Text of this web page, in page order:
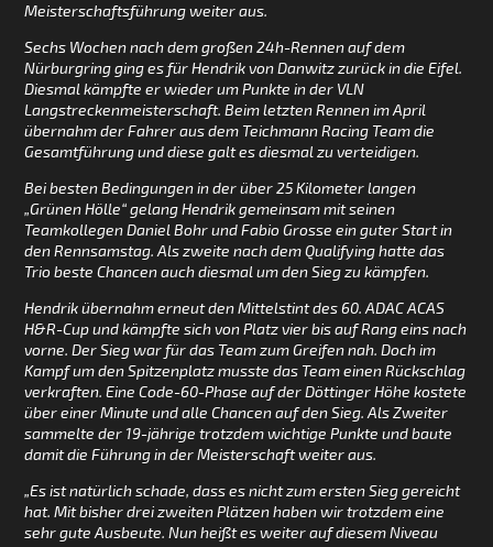
Meisterschaftsführung weiter aus.
Sechs Wochen nach dem großen 24h-Rennen auf dem
Nürburgring ging es für Hendrik von Danwitz zurück in die Eifel.
Diesmal kämpfte er wieder um Punkte in der VLN
Langstreckenmeisterschaft. Beim letzten Rennen im April
übernahm der Fahrer aus dem Teichmann Racing Team die
Gesamtführung und diese galt es diesmal zu verteidigen.
Bei besten Bedingungen in der über 25 Kilometer langen
„Grünen Hölle“ gelang Hendrik gemeinsam mit seinen
Teamkollegen Daniel Bohr und Fabio Grosse ein guter Start in
den Rennsamstag. Als zweite nach dem Qualifying hatte das
Trio beste Chancen auch diesmal um den Sieg zu kämpfen.
Hendrik übernahm erneut den Mittelstint des 60. ADAC ACAS
H&R-Cup und kämpfte sich von Platz vier bis auf Rang eins nach
vorne. Der Sieg war für das Team zum Greifen nah. Doch im
Kampf um den Spitzenplatz musste das Team einen Rückschlag
verkraften. Eine Code-60-Phase auf der Döttinger Höhe kostete
über einer Minute und alle Chancen auf den Sieg. Als Zweiter
sammelte der 19-jährige trotzdem wichtige Punkte und baute
damit die Führung in der Meisterschaft weiter aus.
„Es ist natürlich schade, dass es nicht zum ersten Sieg gereicht
hat. Mit bisher drei zweiten Plätzen haben wir trotzdem eine
sehr gute Ausbeute. Nun heißt es weiter auf diesem Niveau